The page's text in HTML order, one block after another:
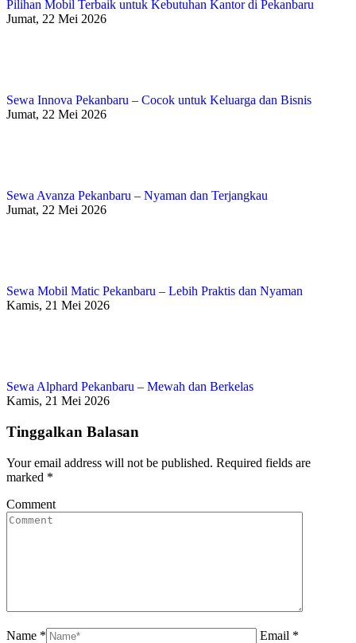
Pilihan Mobil Terbaik untuk Kebutuhan Kantor di Pekanbaru
Jumat, 22 Mei 2026
Sewa Innova Pekanbaru – Cocok untuk Keluarga dan Bisnis
Jumat, 22 Mei 2026
Sewa Avanza Pekanbaru – Nyaman dan Terjangkau
Jumat, 22 Mei 2026
Sewa Mobil Matic Pekanbaru – Lebih Praktis dan Nyaman
Kamis, 21 Mei 2026
Sewa Alphard Pekanbaru – Mewah dan Berkelas
Kamis, 21 Mei 2026
Tinggalkan Balasan
Your email address will not be published. Required fields are
marked *
Comment
Name *
Email *